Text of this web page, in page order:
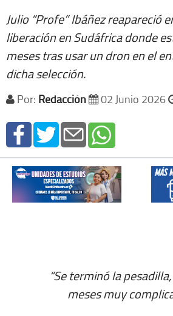
Julio “Profe” Ibáñez reapareció
liberación en Sudáfrica donde
meses tras usar un dron en el
dicha selección.
Por: Redacción 02 Junio 2026
“Se terminó la
meses muy